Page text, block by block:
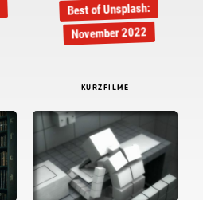
Best of Unsplash:
November 2022
KURZFILME